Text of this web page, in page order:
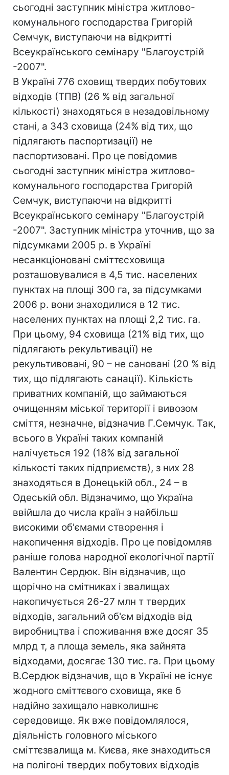
сьогодні заступник міністра житлово-
комунального господарства Григорій
Семчук, виступаючи на відкритті
Всеукраїнського семінару "Благоустрій
-2007".
В Україні 776 сховищ твердих побутових
відходів (ТПВ) (26 % від загальної
кількості) знаходяться в незадовільному
стані, а 343 сховища (24% від тих, що
підлягають паспортизації) не
паспортизовані. Про це повідомив
сьогодні заступник міністра житлово-
комунального господарства Григорій
Семчук, виступаючи на відкритті
Всеукраїнського семінару "Благоустрій
-2007". Заступник міністра уточнив, що за
підсумками 2005 р. в Україні
несанкціоновані сміттєсховища
розташовувалися в 4,5 тис. населених
пунктах на площі 300 га, за підсумками
2006 р. вони знаходилися в 12 тис.
населених пунктах на площі 2,2 тис. га.
При цьому, 94 сховища (21% від тих, що
підлягають рекультивації) не
рекультивовані, 90 – не сановані (20 % від
тих, що підлягають санації). Кількість
приватних компаній, що займаються
очищенням міської території і вивозом
сміття, незначне, відзначив Г.Семчук. Так,
всього в Україні таких компаній
налічується 192 (18% від загальної
кількості таких підприємств), з них 28
знаходяться в Донецькій обл., 24 – в
Одеській обл. Відзначимо, що Україна
ввійшла до числа країн з найбільш
високими об'ємами створення і
накопичення відходів. Про це повідомляв
раніше голова народної екологічної партії
Валентин Сердюк. Він відзначив, що
щорічно на смітниках і звалищах
накопичується 26-27 млн т твердих
відходів, загальний об'єм відходів від
виробництва і споживання вже досяг 35
млрд т, а площа земель, яка зайнята
відходами, досягає 130 тис. га. При цьому
В.Сердюк відзначив, що в Україні не існує
жодного сміттєвого сховища, яке б
надійно захищало навколишнє
середовище. Як вже повідомлялося,
діяльність головного міського
сміттєзвалища м. Києва, яке знаходиться
на полігоні твердих побутових відходів